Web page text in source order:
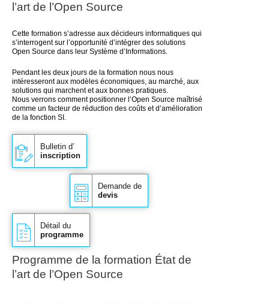
l’art de l’Open Source
Cette formation s’adresse aux décideurs informatiques qui
s’interrogent sur l’opportunité d’intégrer des solutions
Open Source dans leur Système d’Informations.
Pendant les deux jours de la formation nous nous
intéresseront aux modèles économiques, au marché, aux
solutions qui marchent et aux bonnes pratiques.
Nous verrons comment positionner l’Open Source maîtrisé
comme un facteur de réduction des coûts et d’amélioration
de la fonction SI.
Bulletin d’
inscription
Demande de
devis
Détail du
programme
Programme de la formation État de
l’art de l’Open Source